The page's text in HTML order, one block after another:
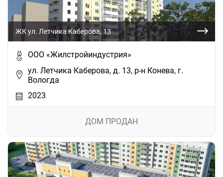
ЖК ул. Летчика Каберова, 13
ООО «Жилстройиндустрия»
ул. Летчика Каберова, д. 13, р-н Конева, г.
Вологда
2023
ДОМ ПРОДАН